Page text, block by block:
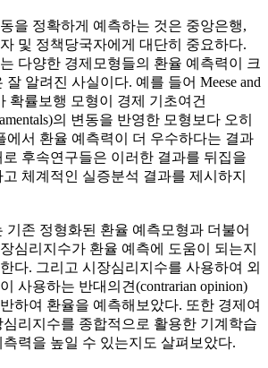
을 정확하게 예측하는 것은 중앙은행,
및 정책당국자에게 대단히 중요하다.
다양한 경제모형들의 환율 예측력이 크
잘 알려진 사실이다. 예를 들어 Meese and
확률보행 모형이 경제 기초여건
의 변동을 반영한 모형보다 오히
에서 환율 예측력이 더 우수하다는 결과
후속연구들은 이러한 결과를 뒤집을
체계적인 실증분석 결과를 제시하지
기존 정형화된 환율 예측모형과 더불어
심리지수가 환율 예측에 도움이 되는지
다. 그리고 시장심리지수를 사용하여 외
사용하는 반대의견(contrarian opinion)
하여 환율을 예측해보았다. 또한 경제여
리지수를 종합적으로 활용한 기계학습
측력을 높일 수 있는지도 살펴보았다.